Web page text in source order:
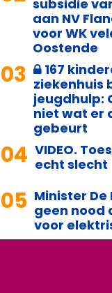
subsidie
aan NV
voor WK
Oostende
03
167
ziekenhuis
jeugdhulp:
niet wat er
gebeurt
04 VIDEO.
echt slecht
05 Minister
geen nood
voor